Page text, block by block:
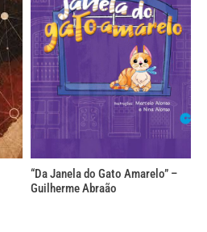
“Da Janela do Gato Amarelo” –
Guilherme Abraão